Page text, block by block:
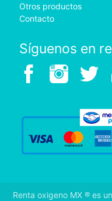
Otros productos
Contacto
Síguenos en
Renta oxigeno MX ® es